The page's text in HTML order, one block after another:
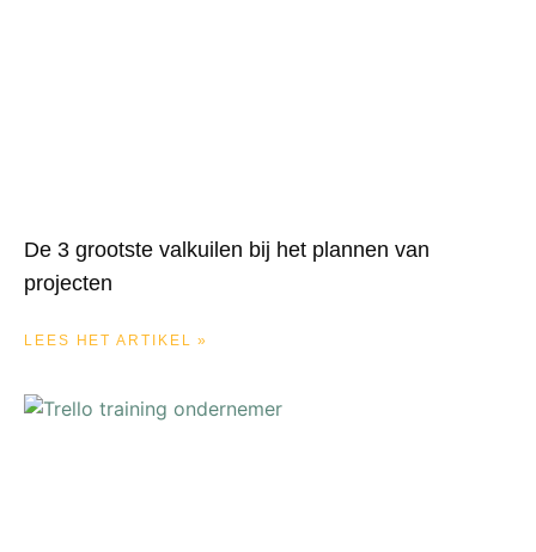
De 3 grootste valkuilen bij het plannen van
projecten
LEES HET ARTIKEL »